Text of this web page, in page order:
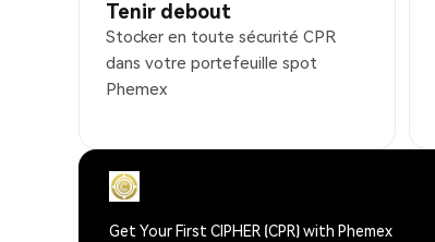
Tenir debout
Stocker en toute sécurité CPR
dans votre portefeuille spot
Phemex
Get Your First CIPHER (CPR) with Phemex